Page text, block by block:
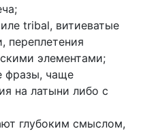
tribal, витиеватые
переплетения
элементами;
фразы, чаще
на латыни либо с
глубоким смыслом,